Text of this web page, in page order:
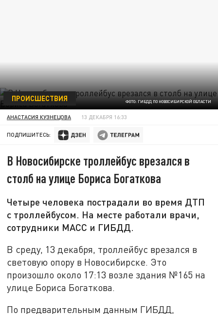
ФОТО: ГИБДД ПО НОВОСИБИРСКОЙ ОБЛАСТИ
ПРОИСШЕСТВИЯ
АНАСТАСИЯ КУЗНЕЦОВА 13 ДЕКАБРЯ 16:33
ПОДПИШИТЕСЬ:
В Новосибирске троллейбус врезался в
столб на улице Бориса Богаткова
Четыре человека пострадали во время ДТП
с троллейбусом. На месте работали врачи,
сотрудники МАСС и ГИБДД.
В среду, 13 декабря, троллейбус врезался в
световую опору в Новосибирске. Это
произошло около 17:13 возле здания №165 на
улице Бориса Богаткова.
По предварительным данным ГИБДД,